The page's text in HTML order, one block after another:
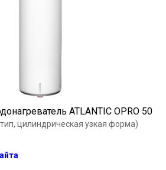
ATLANTIC OPRO 50
цилиндрическая узкая форма)